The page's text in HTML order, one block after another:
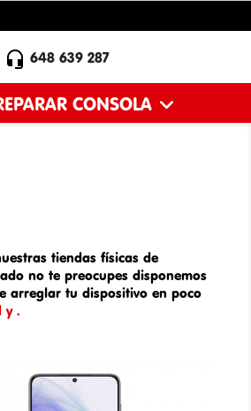
 648 639 287
CONSOLA
tiendas físicas de
no te preocupes disponemos
arreglar tu dispositivo en poco
y .